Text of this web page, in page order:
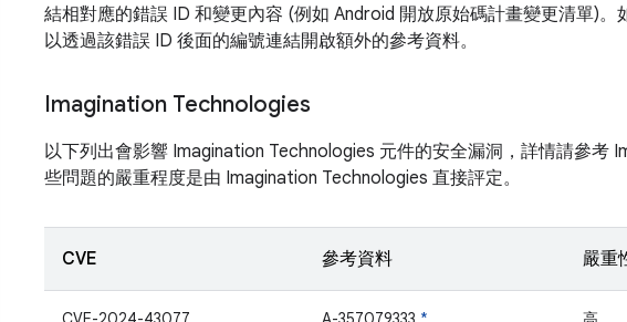
結相對應的錯誤 ID 和變更內容 (例如 Android 開放原始碼計畫變更清單)
以透過該錯誤 ID 後面的編號連結開啟額外的參考資料。
Imagination Technologies
以下列出會影響 Imagination Technologies 元件的安全漏洞，詳情請參考
些問題的嚴重程度是由 Imagination Technologies 直接評定。
CVE 參考資料 嚴重